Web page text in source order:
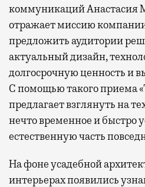
коммуникаций Анастасия
отражает миссию
предложить аудитории
актуальный дизайн,
долгосрочную ценность и
С помощью такого приема
предлагает взглянуть на
нечто временное и быстро
естественную часть
На фоне усадебной
интерьерах появились